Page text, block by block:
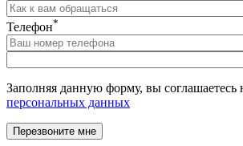
Телефон*
Заполняя данную форму, вы соглашаетесь
персональных данных